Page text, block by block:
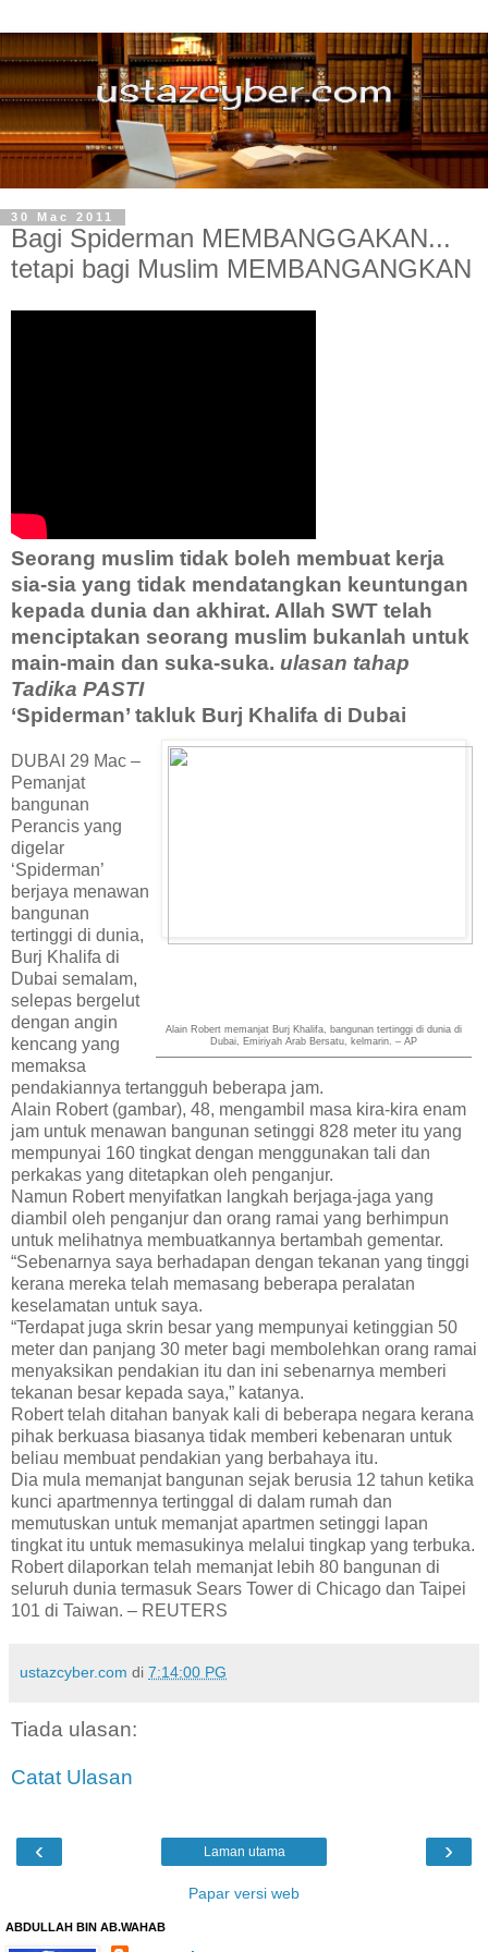
30 Mac 2011
Bagi Spiderman MEMBANGGAKAN...
tetapi bagi Muslim MEMBANGANGKAN
Seorang muslim tidak boleh membuat kerja
sia-sia yang tidak mendatangkan keuntungan
kepada dunia dan akhirat. Allah SWT telah
menciptakan seorang muslim bukanlah untuk
main-main dan suka-suka. ulasan tahap
Tadika PASTI
‘Spiderman’ takluk Burj Khalifa di Dubai
Alain Robert memanjat Burj Khalifa, bangunan tertinggi di dunia di
Dubai, Emiriyah Arab Bersatu, kelmarin. – AP
DUBAI 29 Mac –
Pemanjat
bangunan
Perancis yang
digelar
‘Spiderman’
berjaya menawan
bangunan
tertinggi di dunia,
Burj Khalifa di
Dubai semalam,
selepas bergelut
dengan angin
kencang yang
memaksa
pendakiannya tertangguh beberapa jam.
Alain Robert (gambar), 48, mengambil masa kira-kira enam
jam untuk menawan bangunan setinggi 828 meter itu yang
mempunyai 160 tingkat dengan menggunakan tali dan
perkakas yang ditetapkan oleh penganjur.
Namun Robert menyifatkan langkah berjaga-jaga yang
diambil oleh penganjur dan orang ramai yang berhimpun
untuk melihatnya membuatkannya bertambah gementar.
“Sebenarnya saya berhadapan dengan tekanan yang tinggi
kerana mereka telah memasang beberapa peralatan
keselamatan untuk saya.
“Terdapat juga skrin besar yang mempunyai ketinggian 50
meter dan panjang 30 meter bagi membolehkan orang ramai
menyaksikan pendakian itu dan ini sebenarnya memberi
tekanan besar kepada saya,” katanya.
Robert telah ditahan banyak kali di beberapa negara kerana
pihak berkuasa biasanya tidak memberi kebenaran untuk
beliau membuat pendakian yang berbahaya itu.
Dia mula memanjat bangunan sejak berusia 12 tahun ketika
kunci apartmennya tertinggal di dalam rumah dan
memutuskan untuk memanjat apartmen setinggi lapan
tingkat itu untuk memasukinya melalui tingkap yang terbuka.
Robert dilaporkan telah memanjat lebih 80 bangunan di
seluruh dunia termasuk Sears Tower di Chicago dan Taipei
101 di Taiwan. – REUTERS
ustazcyber.com di 7:14:00 PG
Tiada ulasan:
Catat Ulasan
‹ ›
Laman utama
Papar versi web
ABDULLAH BIN AB.WAHAB